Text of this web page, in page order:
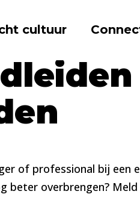
cultuurtot begeleiden
of professional bij
beter overbrengen?